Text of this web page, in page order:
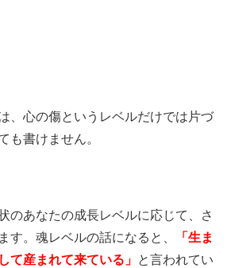
、心の傷というレベルだけでは片づ
も書けません。
のあなたの成長レベルに応じて、さ
す。魂レベルの話になると、
「生ま
て産まれて来ている」 と言われてい